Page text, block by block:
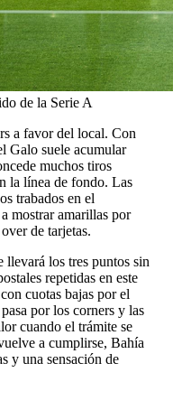
de la Serie A
a favor del local. Con
Galo suele acumular
muchos tiros
la línea de fondo. Las
trabados en el
mostrar amarillas por
de tarjetas.
los tres puntos sin
repetidas en este
cuotas bajas por el
por los corners y las
cuando el trámite se
a cumplirse, Bahía
y una sensación de